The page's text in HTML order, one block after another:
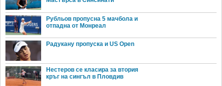
Рубльов пропусна 5 мачбола и
отпадна от Монреал
Радукану пропуска и US Open
Нестеров се класира за втория
кръг на сингъл в Пловдив